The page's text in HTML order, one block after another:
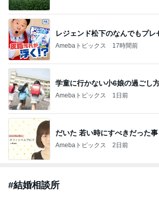
レジェンド松下のなんでもプレ
Amebaトピックス 17時間前
学童に行かない小6娘の過ごし
Amebaトピックス 1日前
だいた 若い時にすべきだった事
Amebaトピックス 2日前
#結婚相談所